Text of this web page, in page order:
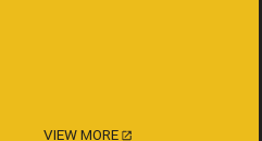
VIEW MORE